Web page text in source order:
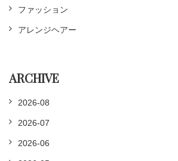
ファッション
アレンジヘアー
ARCHIVE
2026-08
2026-07
2026-06